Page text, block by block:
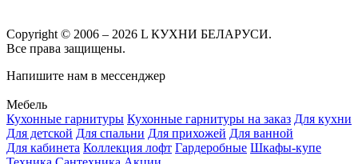
Copyright © 2006 – 2026 L КУХНИ БЕЛАРУСИ.
Все права защищены.
Напишите нам в мессенджер
Мебель
Кухонные гарнитуры Кухонные гарнитуры на заказ Для кухни
Для детской Для спальни Для прихожей Для ванной
Для кабинета Коллекция лофт Гардеробные Шкафы-купе